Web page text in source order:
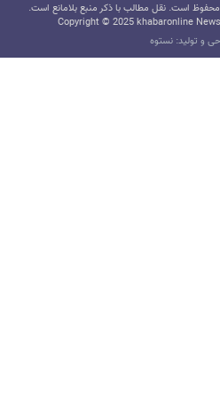
است. نقل مطالب با ذکر منبع بلامانع است.
Copyright © 2025 khabaronline
و تولید: نستوه